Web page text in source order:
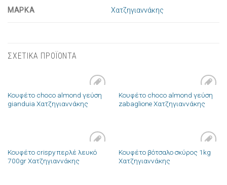
ΜΑΡΚΑ Χατζηγιαννάκης
ΣΧΕΤΙΚΑ ΠΡΟΪΟΝΤΑ
Πρόσθήκη
στην λίστα
Κουφέτο choco almond γεύση
gianduia Χατζηγιαννάκης
Πρόσθήκη
στην λίστα
Κουφέτο choco almond γεύση
zabaglione Χατζηγιαννάκης
Πρόσθήκη
στην λίστα
Κουφέτο crispy περλέ λευκό
700gr Χατζηγιαννάκης
Πρόσθήκη
Κουφέτο βότσαλο σκύρος 1kg
Χατζηγιαννάκης